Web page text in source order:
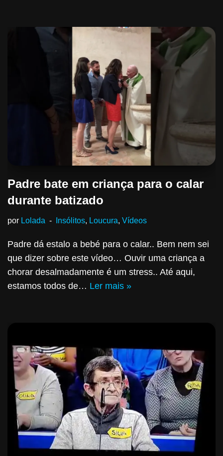
Padre bate em criança para o calar
durante batizado
por Lolada Insólitos, Loucura, Vídeos
Padre dá estalo a bebé para o calar.. Bem nem sei
que dizer sobre este vídeo… Ouvir uma criança a
chorar desalmadamente é um stress.. Até aqui,
estamos todos de… Ler mais »